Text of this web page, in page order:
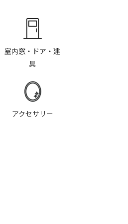
室内窓・ドア・建
具
アクセサリー